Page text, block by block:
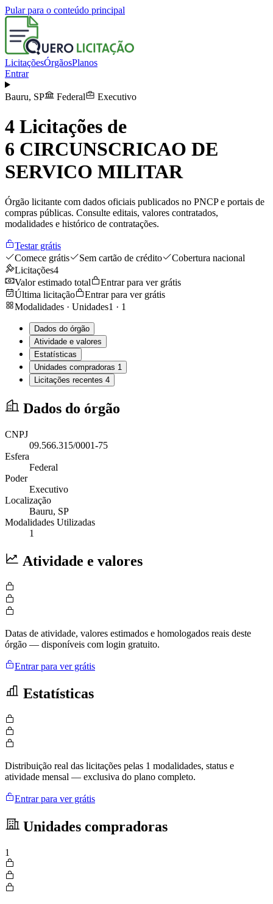
Pular para o conteúdo principal
LicitaçõesÓrgãosPlanos
Entrar
Bauru, SP Federal Executivo
4 Licitações de
6 CIRCUNSCRICAO DE
SERVICO MILITAR
Órgão licitante com dados oficiais publicados no PNCP e portais de
compras públicas. Consulte editais, valores contratados,
modalidades e histórico de contratações.
Testar grátis
Comece grátis
Sem cartão de crédito
Cobertura nacional
Licitações4
Valor estimado total
Entrar para ver grátis
Última licitação
Entrar para ver grátis
Modalidades · Unidades1 · 1
Dados do órgão
Atividade e valores
Estatísticas
Unidades compradoras 1
Licitações recentes 4
Dados do órgão
CNPJ
09.566.315/0001-75
Esfera
Federal
Poder
Executivo
Localização
Bauru, SP
Modalidades Utilizadas
1
Atividade e valores
Datas de atividade, valores estimados e homologados reais deste
órgão — disponíveis com login gratuito.
Entrar para ver grátis
Estatísticas
Distribuição real das licitações pelas 1 modalidades, status e
atividade mensal — exclusiva do plano completo.
Entrar para ver grátis
Unidades compradoras
1